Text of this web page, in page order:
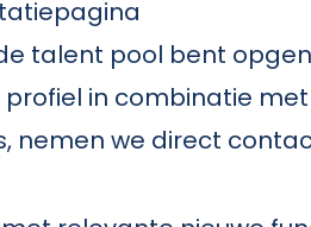
talent pool bent
in combinatie
nemen we direct